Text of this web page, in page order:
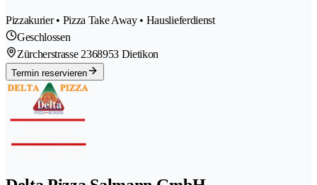
Pizzakurier • Pizza Take Away • Hauslieferdienst
Geschlossen
Zürcherstrasse 2368953 Dietikon
Termin reservieren